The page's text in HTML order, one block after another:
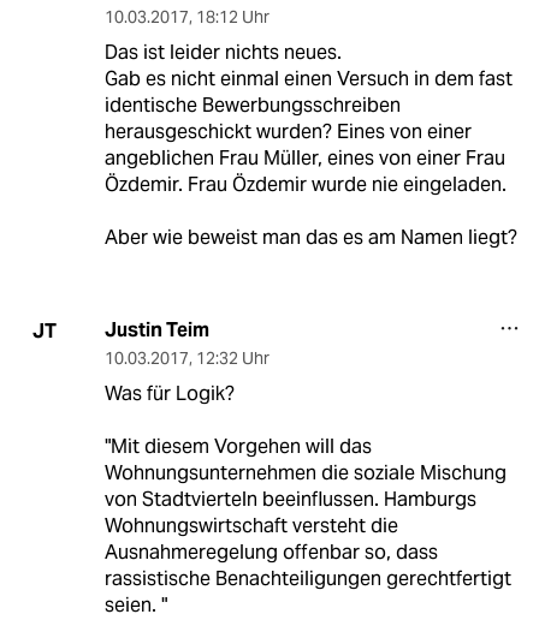
10.03.2017, 18:12 Uhr
Das ist leider nichts neues.
Gab es nicht einmal einen Versuch in dem fast
identische Bewerbungsschreiben
herausgeschickt wurden? Eines von einer
angeblichen Frau Müller, eines von einer Frau
Özdemir. Frau Özdemir wurde nie eingeladen.
Aber wie beweist man das es am Namen liegt?
JT Justin Teim
10.03.2017, 12:32 Uhr
Was für Logik?
"Mit diesem Vorgehen will das
Wohnungsunternehmen die soziale Mischung
von Stadtvierteln beeinflussen. Hamburgs
Wohnungswirtschaft versteht die
Ausnahmeregelung offenbar so, dass
rassistische Benachteiligungen gerechtfertigt
seien. "